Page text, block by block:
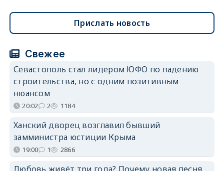
Прислать новость
Свежее
Севастополь стал лидером ЮФО по падению
строительства, но с одним позитивным
нюансом
20:02 2 1184
Ханский дворец возглавил бывший
замминистра юстиции Крыма
19:00 1 2866